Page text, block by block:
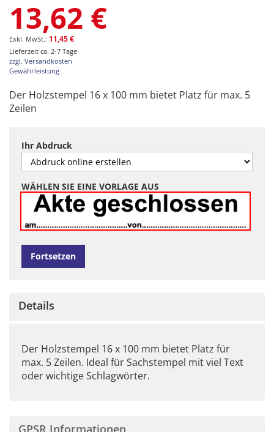
Anfang
der
Bildgalerie
springen
13,62 €
11,45 €
Lieferzeit ca. 2-7 Tage
zzgl. Versandkosten
Gewährleistung
Der Holzstempel 16 x 100 mm bietet Platz für max. 5
Zeilen
Ihr Abdruck
WÄHLEN SIE EINE VORLAGE AUS
Fortsetzen
Details
Der Holzstempel 16 x 100 mm bietet Platz für
max. 5 Zeilen. Ideal für Sachstempel mit viel Text
oder wichtige Schlagwörter.
GPSR Informationen